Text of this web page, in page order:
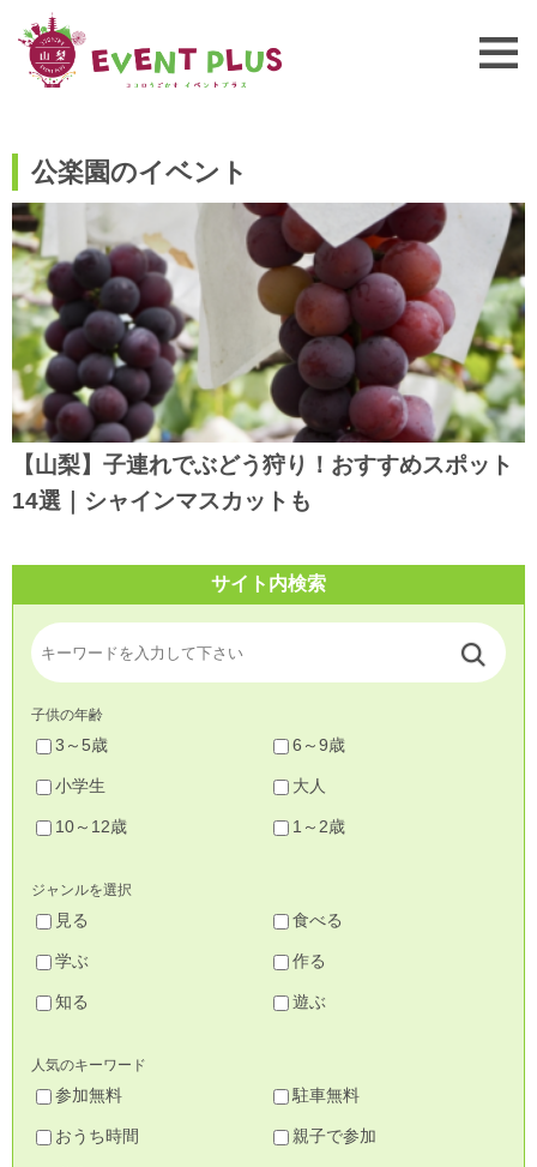
公楽園のイベント
【山梨】子連れでぶどう狩り！おすすめスポット
14選｜シャインマスカットも
サイト内検索
子供の年齢
3～5歳 6～9歳
小学生 大人
10～12歳 1～2歳
ジャンルを選択
見る 食べる
学ぶ 作る
知る 遊ぶ
人気のキーワード
参加無料 駐車無料
おうち時間 親子で参加